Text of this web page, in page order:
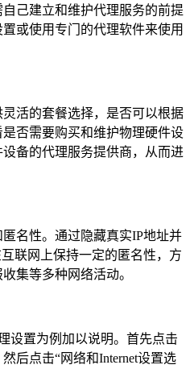
己建立和维护代理服务的前提
或使用专门的代理软件来使用
活的套餐选择，是否可以根据
否需要购买和维护物理硬件设
备的代理服务提供商，从而进
名性。通过隐藏真实IP地址并
联网上保持一定的匿名性，方
集等多种网络活动。
设置为例加以说明。首先点击
后点击“网络和Internet设置选